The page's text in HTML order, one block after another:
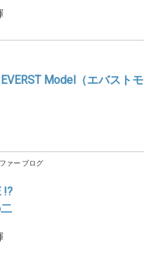
Model（エバストモ
ァー ブログ
!?